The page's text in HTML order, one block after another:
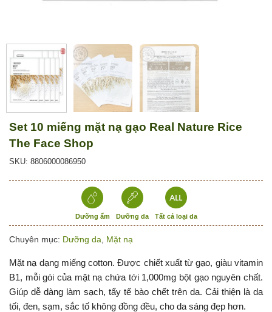
Set 10 miếng mặt nạ gạo Real Nature Rice
The Face Shop
SKU: 8806000086950
Dưỡng ẩm Dưỡng da Tất cả loại da
Chuyên mục: Dưỡng da Mặt nạ
Mặt nạ dạng miếng cotton. Được chiết xuất từ gạo, giàu vitamin
B1, mỗi gói của mặt nạ chứa tới 1,000mg bột gạo nguyên chất.
Giúp dễ dàng làm sạch, tẩy tế bào chết trên da. Cải thiện là da
tối, đen, sạm, sắc tố không đồng đều, cho da sáng đẹp hơn.